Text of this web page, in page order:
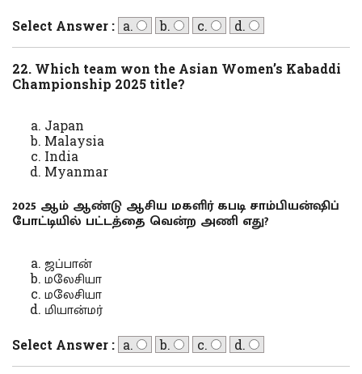
Select Answer : a. b. c. d.
22. Which team won the Asian Women’s Kabaddi
Championship 2025 title?
Japan
Malaysia
India
Myanmar
2025 ஆம் ஆண்டு ஆசிய மகளிர் கபடி சாம்பியன்ஷிப்
போட்டியில் பட்டத்தை வென்ற அணி எது?
ஜப்பான்
மலேசியா
மலேசியா
மியான்மர்
Select Answer : a. b. c. d.